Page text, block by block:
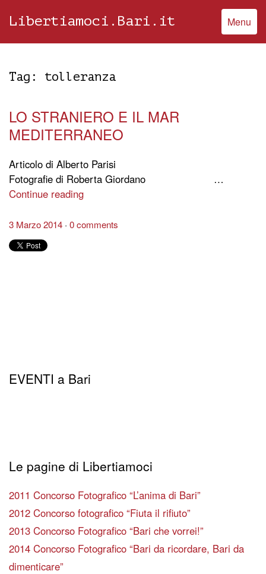
Libertiamoci.Bari.it Menu
Tag: tolleranza
LO STRANIERO E IL MAR
MEDITERRANEO
Articolo di Alberto Parisi
Fotografie di Roberta Giordano …
Continue reading
3 Marzo 2014 0 comments
EVENTI a Bari
Le pagine di Libertiamoci
2011 Concorso Fotografico “L’anima di Bari”
2012 Concorso fotografico “Fiuta il rifiuto”
2013 Concorso Fotografico “Bari che vorrei!”
2014 Concorso Fotografico “Bari da ricordare, Bari da
dimenticare”